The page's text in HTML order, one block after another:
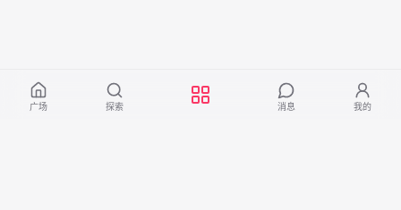
广场 探索 消息 我的